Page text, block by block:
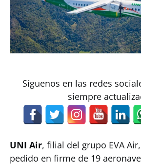
Síguenos en las redes
siempre
UNI Air, filial del grupo EVA
pedido en firme de 19